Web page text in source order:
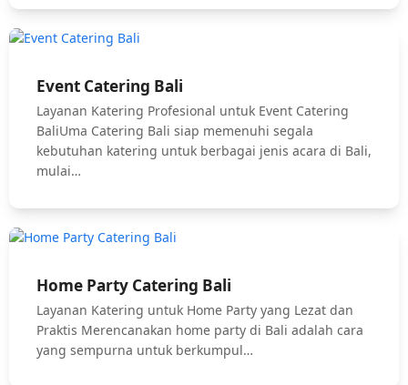
Event Catering Bali
Layanan Katering Profesional untuk Event Catering
BaliUma Catering Bali siap memenuhi segala
kebutuhan katering untuk berbagai jenis acara di Bali,
mulai…
Home Party Catering Bali
Layanan Katering untuk Home Party yang Lezat dan
Praktis Merencanakan home party di Bali adalah cara
yang sempurna untuk berkumpul…